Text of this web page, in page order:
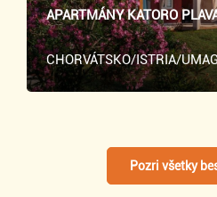
APARTMÁNY KATORO
CHORVÁTSKO/ISTRIA/UMAG
Pozri všetky